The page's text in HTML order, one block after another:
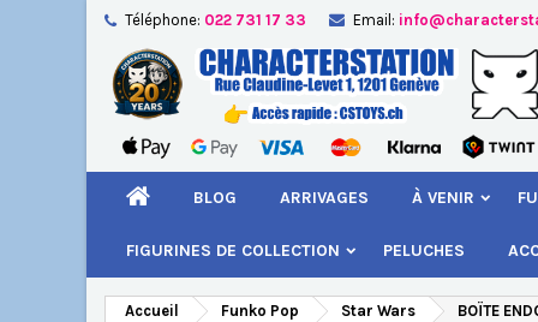
Téléphone: 022 731 17 33 Email:
BLOG ARRIVAGES À VENIR
FIGURINES DE COLLECTION PELUCHES
Accueil Funko Pop Star Wars BOÏTE